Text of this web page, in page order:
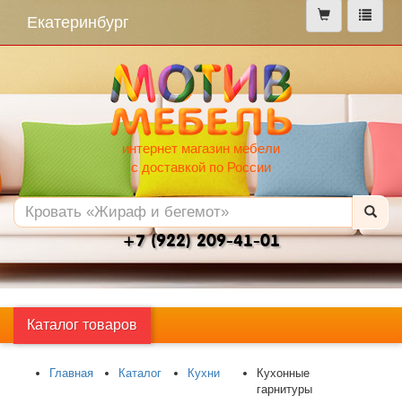
меню
Екатеринбург
интернет магазин мебели
с доставкой по России
+7 (922) 209-41-01
Каталог товаров
Главная Каталог Кухни
Кухонные
гарнитуры